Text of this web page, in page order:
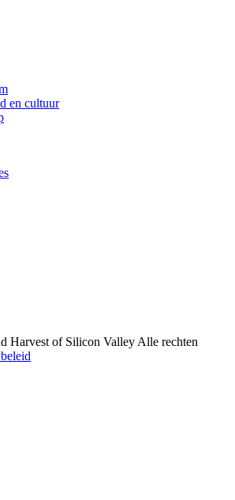
en cultuur
Harvest of Silicon Valley Alle rechten